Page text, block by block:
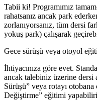
Tabii ki! Programımız
rahatsanız ancak park
zorlanıyorsanız, tüm dersi
yokuş park) çalışarak
Gece sürüşü veya otoyol
İhtiyacınıza göre evet.
ancak talebiniz üzerine dersi
Sürüşü” veya rotayı
Değiştirme” eğitimi